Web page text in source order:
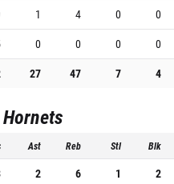
1 4 0
0
0 0 0
0
27 47 7 4
Ast Reb Stl Blk
2 6 1
2